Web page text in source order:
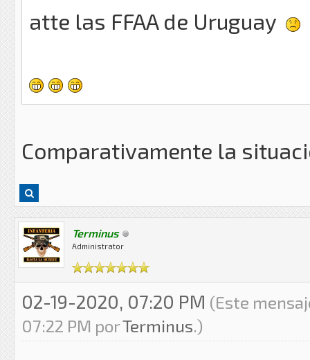
atte las FFAA de Uruguay
Comparativamente la
Terminus
Administrator
02-19-2020, 07:20 PM (Este
07:22 PM porTerminus.)